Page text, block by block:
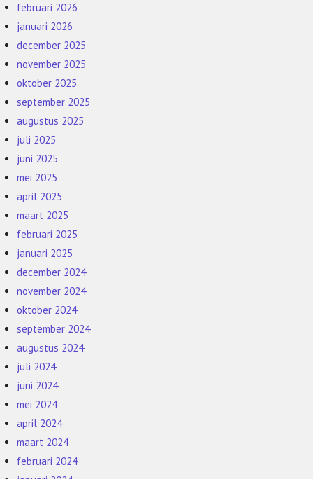
februari 2026
januari 2026
december 2025
november 2025
oktober 2025
september 2025
augustus 2025
juli 2025
juni 2025
mei 2025
april 2025
maart 2025
februari 2025
januari 2025
december 2024
november 2024
oktober 2024
september 2024
augustus 2024
juli 2024
juni 2024
mei 2024
april 2024
maart 2024
februari 2024